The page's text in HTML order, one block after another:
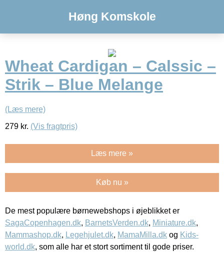
Høng Komskole
Wheat Cardigan – Calssic –
Strik – Blue Melange
(Læs mere)
279 kr. (Vis fragtpris)
Læs mere »
Køb nu »
De mest populære børnewebshops i øjeblikket er
SagaCopenhagen.dk, BarnetsVerden.dk, Miniature.dk,
Mammashop.dk, Legehjulet.dk, MamaMilla.dk og Kids-
world.dk, som alle har et stort sortiment til gode priser.